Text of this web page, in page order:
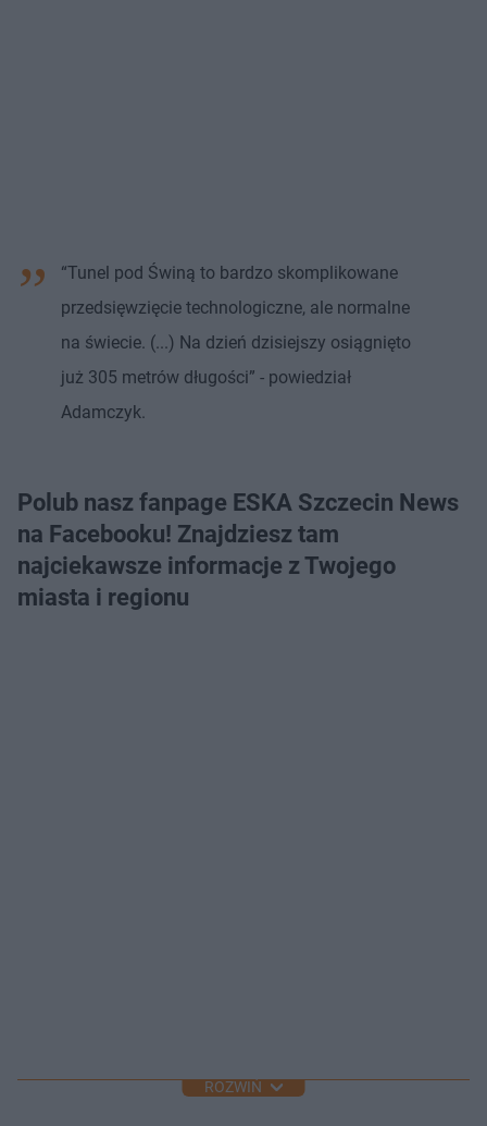
“Tunel pod Świną to bardzo skomplikowane
przedsięwzięcie technologiczne, ale normalne
na świecie. (...) Na dzień dzisiejszy osiągnięto
już 305 metrów długości” - powiedział
Adamczyk.
Polub nasz fanpage ESKA Szczecin News
na Facebooku! Znajdziesz tam
najciekawsze informacje z Twojego
miasta i regionu
ROZWIŃ